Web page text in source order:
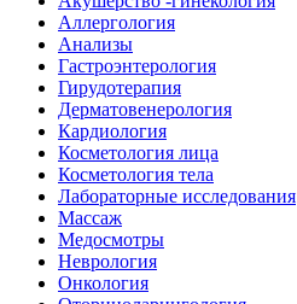
Аллергология
Анализы
Гастроэнтерология
Гирудотерапия
Дерматовенерология
Кардиология
Косметология лица
Косметология тела
Лабораторные исследования
Массаж
Медосмотры
Неврология
Онкология